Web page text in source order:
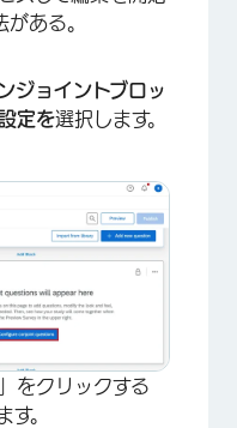
ある。
ジョイントブロッ
定を選択します。
」をクリックする
。